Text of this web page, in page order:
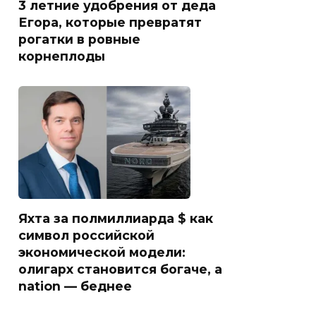
3 летние удобрения от деда
Егора, которые превратят
рогатки в ровные
корнеплоды
Яхта за полмиллиарда $ как
символ российской
экономической модели:
олигарх становится богаче, а
nation — беднее